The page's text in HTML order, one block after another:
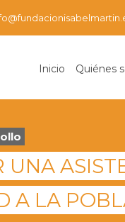
Inicio Quiénes
UNA
A LA